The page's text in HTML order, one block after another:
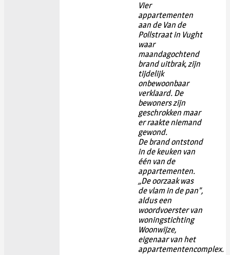
Vier
appartementen
aan de Van de
Pollstraat in Vught
waar
maandagochtend
brand uitbrak, zijn
tijdelijk
onbewoonbaar
verklaard. De
bewoners zijn
geschrokken maar
er raakte niemand
gewond.
De brand ontstond
in de keuken van
één van de
appartementen.
,,De oorzaak was
de vlam in de pan”,
aldus een
woordvoerster van
woningstichting
Woonwijze,
eigenaar van het
appartementencomplex.